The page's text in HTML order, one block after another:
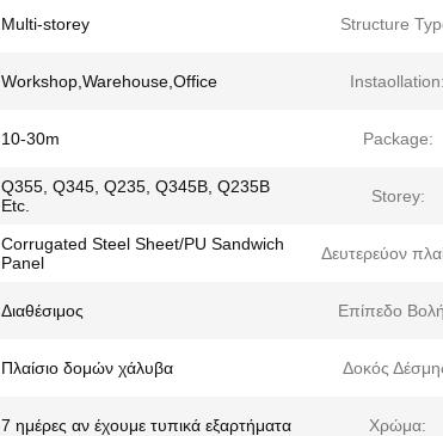
Multi-storey Structure
Workshop,Warehouse,Office Instaollation:
10-30m Package:
Q355, Q345, Q235, Q345B, Q235B
Etc.
Storey:
Corrugated Steel Sheet/PU Sandwich
Panel
Δευτερεύον
Διαθέσιμος Επίπεδο
Πλαίσιο δομών χάλυβα Δοκός
7 ημέρες αν έχουμε τυπικά εξαρτήματα Χρώμα: